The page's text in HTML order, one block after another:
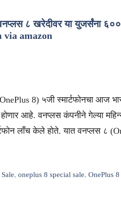
८ खरेदीवर या युजर्संना
via amazon
8) ५जी स्मार्टफोनचा आज
आहे. वनप्लस कंपनीने गेल्या
लाँच केले होते. यात वनप्लस ८
,oneplus 8 special sale,OnePlus 8